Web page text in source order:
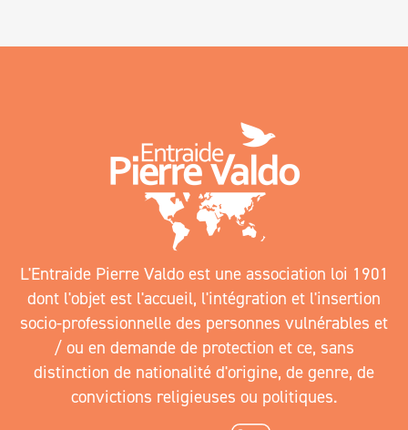
L'Entraide Pierre Valdo est une association loi 1901
dont l'objet est l'accueil, l'intégration et l'insertion
socio-professionnelle des personnes vulnérables et
/ ou en demande de protection et ce, sans
distinction de nationalité d'origine, de genre, de
convictions religieuses ou politiques.